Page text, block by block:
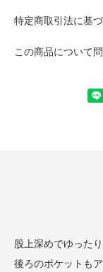
特定商取引法に基
この商品について
股上深めでゆった
後ろのポケットも